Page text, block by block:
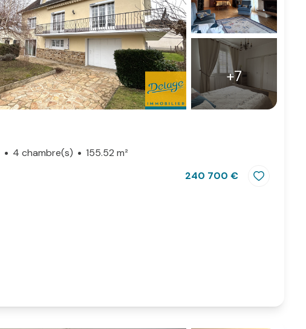
+7
4 chambre(s) 155.52 m²
240 700 €